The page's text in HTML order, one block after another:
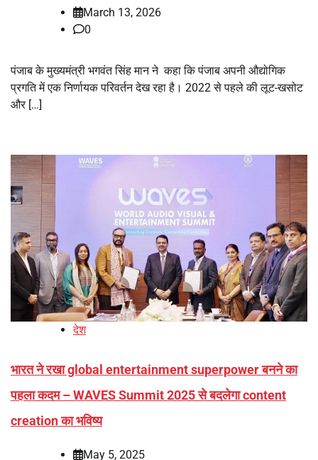
March 13, 2026
0
पंजाब के मुख्यमंत्री भगवंत सिंह मान ने कहा कि पंजाब अपनी औद्योगिक
प्रगति में एक निर्णायक परिवर्तन देख रहा है। 2022 से पहले की लूट-खसोट
और […]
देश
भारत ने रखा global entertainment superpower बनने का
पहला कदम – WAVES Summit 2025 से बदलेगा content
creation का भविष्य
May 5, 2025